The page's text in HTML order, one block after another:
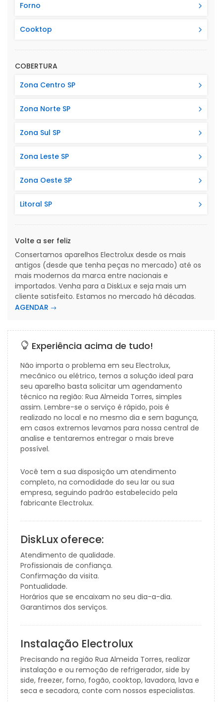
Forno
Cooktop
COBERTURA
Zona Centro SP
Zona Norte SP
Zona Sul SP
Zona Leste SP
Zona Oeste SP
Litoral SP
Volte a ser feliz
Consertamos aparelhos Electrolux desde os mais
antigos (desde que tenha peças no mercado) até os
mais modernos da marca entre nacionais e
importados. Venha para a DiskLux e seja mais um
cliente satisfeito. Estamos no mercado há décadas.
AGENDAR
Experiência acima de tudo!
Não importa o problema em seu Electrolux,
mecânico ou elétrico, temos a solução ideal para
seu aparelho basta solicitar um agendamento
técnico na região: Rua Almeida Torres, simples
assim. Lembre-se o serviço é rápido, pois é
realizado no local e no mesmo dia e sem bagunça,
em casos extremos levamos para nossa central de
analise e tentaremos entregar o mais breve
possível.
Você tem a sua disposição um atendimento
completo, na comodidade do seu lar ou sua
empresa, seguindo padrão estabelecido pela
fabricante Electrolux.
DiskLux oferece:
Atendimento de qualidade.
Profissionais de confiança.
Confirmação da visita.
Pontualidade.
Horários que se encaixam no seu dia-a-dia.
Garantimos dos serviços.
Instalação Electrolux
Precisando na região Rua Almeida Torres, realizar
instalação e ou remoção de refrigerador, side by
side, freezer, forno, fogão, cooktop, lavadora, lava e
seca e secadora, conte com nossos especialistas.